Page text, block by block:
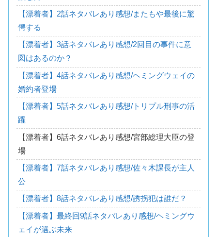
【漂着者】2話ネタバレあり感想/またもや最後に驚
愕する
【漂着者】3話ネタバレあり感想/2回目の事件に意
図はあるのか？
【漂着者】4話ネタバレあり感想/ヘミングウェイの
婚約者登場
【漂着者】5話ネタバレあり感想/トリプル刑事の活
躍
【漂着者】6話ネタバレあり感想/宮部総理大臣の登
場
【漂着者】7話ネタバレあり感想/佐々木課長が主人
公
【漂着者】8話ネタバレあり感想/誘拐犯は誰だ？
【漂着者】最終回9話ネタバレあり感想/ヘミングウ
ェイが選ぶ未来